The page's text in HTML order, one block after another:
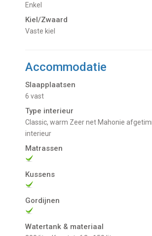
Enkel
Kiel/Zwaard
vaste kiel
Accommodatie
Slaapplaatsen
6 vast
Type interieur
Classic, warm Zeer net Mahonie afgetimmerd
interieur
Matrassen
Kussens
Gordijnen
Watertank & materiaal